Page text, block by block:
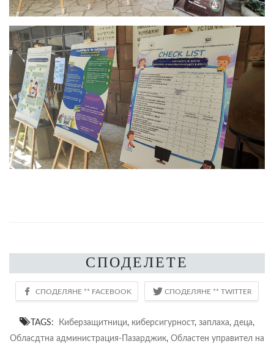
СПОДЕЛЕТЕ
TAGS: Киберзащитници, киберсигурност, заплаха, деца,
Обласдтна администрация-Пазарджик, Областен управител на